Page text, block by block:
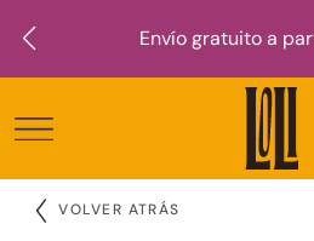
Envío gratuito a
VOLVER ATRÁS